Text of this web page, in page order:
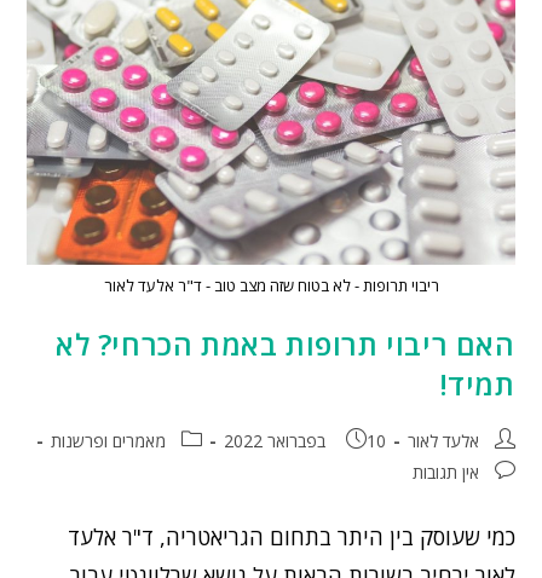
ריבוי תרופות - לא בטוח שזה מצב טוב - ד"ר אלעד לאור
האם ריבוי תרופות באמת הכרחי? לא
תמיד!
אלעד לאור 10 בפברואר 2022
מאמרים ופרשנות
אין תגובות
כמי שעוסק בין היתר בתחום הגריאטריה, ד"ר אלעד